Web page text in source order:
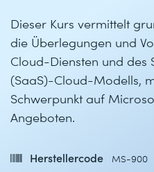
Dieser Kurs vermittelt
die Überlegungen und
Cloud-Diensten und
(SaaS)-Cloud-Modells,
Schwerpunkt auf
Angeboten.
Herstellercode MS-900